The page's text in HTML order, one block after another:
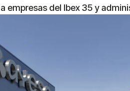
empresas del Ibex 35 y